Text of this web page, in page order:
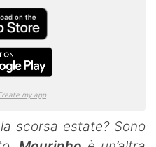
scorsa estate? Sono